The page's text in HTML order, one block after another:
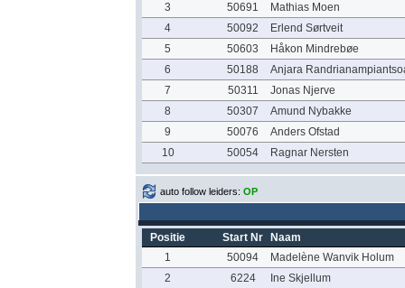
3
50691
Mathias Moen
4
50092
Erlend Sørtveit
5
50603
Håkon Mindrebøe
6
50188
Anjara
7
50311
Jonas Njerve
8
50307
Amund Nybakke
9
50076
Anders Ofstad
10
50054 Ragnar Nersten
auto follow leiders: OP
Positie Start Nr
Naam
1
50094
Madelène Wanvik Holum
2
6224
Ine Skjellum